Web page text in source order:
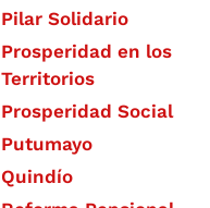
Pilar Solidario
Prosperidad en los
Territorios
Prosperidad Social
Putumayo
Quindío